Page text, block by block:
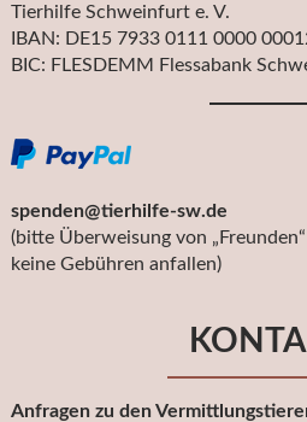
Tierhilfe Schweinfurt e. V.
IBAN: DE15 7933 0111 0000
BIC: FLESDEMM Flessabank
spenden@tierhilfe-sw.de
(bitte Überweisung von
keine Gebühren anfallen)
Anfragen zu den